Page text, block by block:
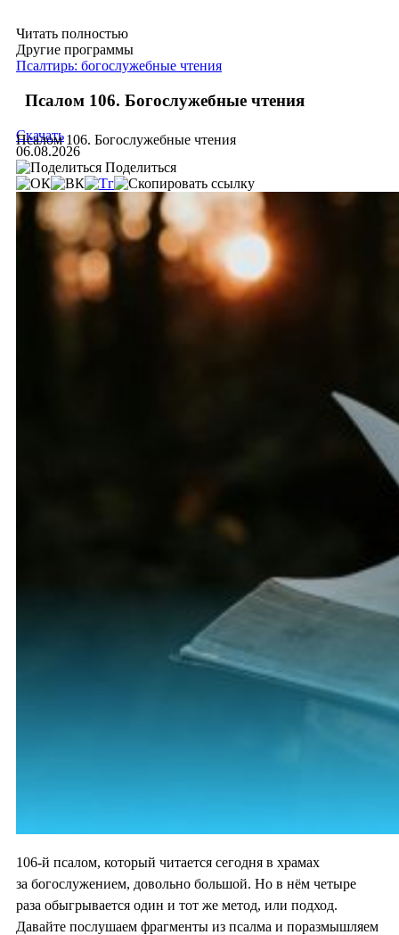
Читать полностью
Другие программы
Псалтирь: богослужебные чтения
Псалом 106. Богослужебные чтения
Псалом 106. Богослужебные чтения
Скачать
06.08.2026
Поделиться
106-й псалом, который читается сегодня в храмах
за богослужением, довольно большой. Но в нём четыре
раза обыгрывается один и тот же метод, или подход.
Давайте послушаем фрагменты из псалма и поразмышляем